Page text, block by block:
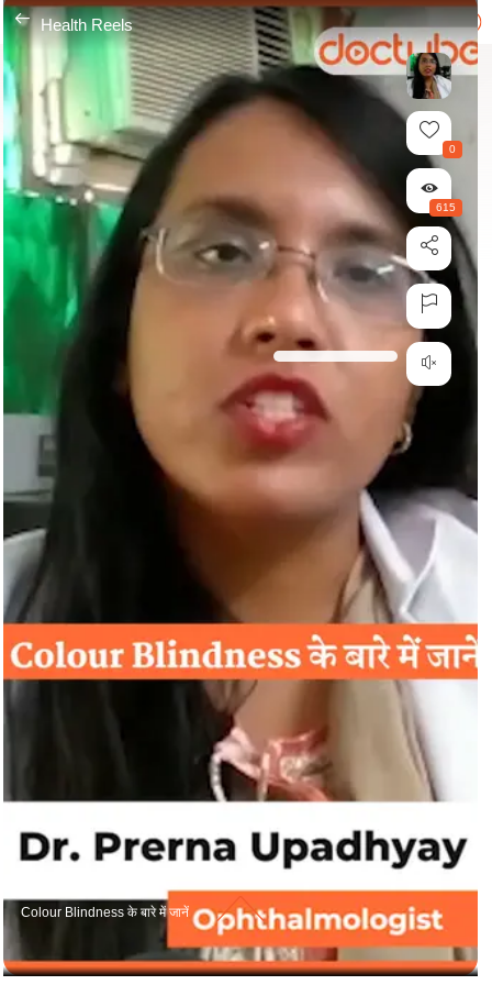
---
Health Reels
Colour Blindness के बारे में जानें
0
615